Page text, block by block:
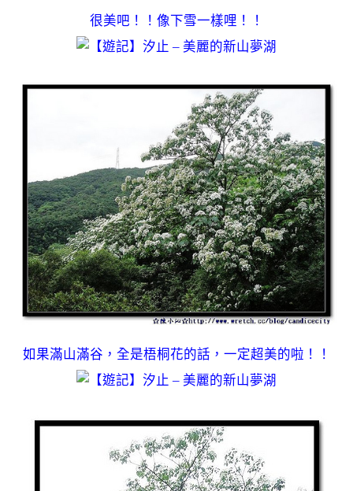
很美吧！！像下雪一樣哩！！
如果滿山滿谷，全是梧桐花的話，一定超美的啦！！